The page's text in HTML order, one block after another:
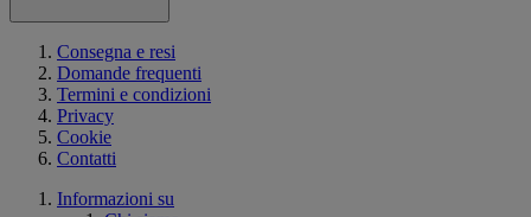
Consegna e resi
Domande frequenti
Termini e condizioni
Privacy
Cookie
Contatti
Informazioni su